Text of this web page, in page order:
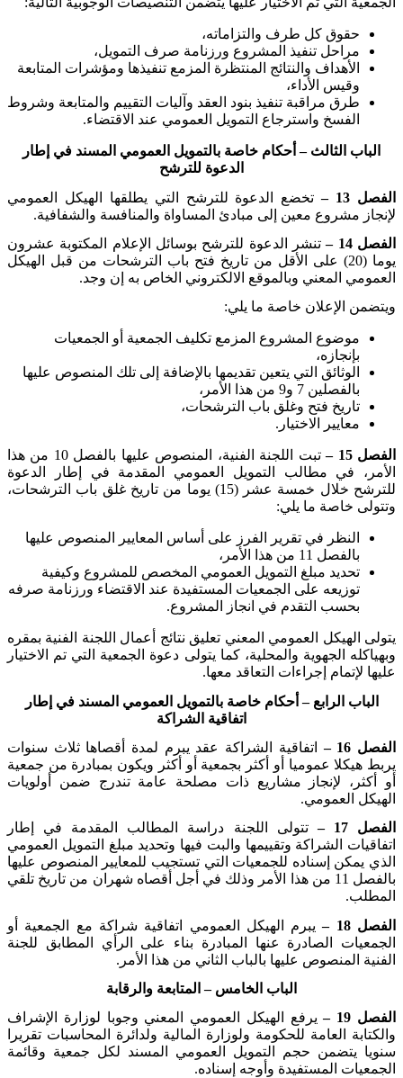
حقوق كل طرف والتزاماته،
مراحل تنفيذ المشروع ورزنامة صرف التمويل،
الأهداف والنتائج المنتظرة المزمع تنفيذها ومؤشرات المتابعة
وقيس الأداء،
طرق مراقبة تنفيذ بنود العقد وآليات التقييم والمتابعة وشروط
الفسخ واسترجاع التمويل العمومي عند الاقتضاء.
الباب الثالث – أحكام خاصة بالتمويل العمومي المسند في إطار
الدعوة للترشح
الفصل 13 –
تخضع الدعوة للترشح التي يطلقها الهيكل العمومي
لإنجاز مشروع معين إلى مبادئ المساواة والمنافسة والشفافية.
الفصل 14 –
تنشر الدعوة للترشح بوسائل الإعلام المكتوبة عشرون
يوما (20) على الأقل من تاريخ فتح باب الترشحات من قبل الهيكل
العمومي المعني وبالموقع الالكتروني الخاص به إن وجد.
ويتضمن الإعلان خاصة ما يلي:
موضوع المشروع المزمع تكليف الجمعية أو الجمعيات
بإنجازه،
الوثائق التي يتعين تقديمها بالإضافة إلى تلك المنصوص عليها
بالفصلين 7 و9 من هذا الأمر،
تاريخ فتح وغلق باب الترشحات،
معايير الاختيار .
الفصل 15 –
تبت اللجنة الفنية، المنصوص عليها بالفصل 10 من هذا
الأمر، في مطالب التمويل العمومي المقدمة في إطار الدعوة
للترشح خلال خمسة عشر (15) يوما من تاريخ غلق باب الترشحات،
وتتولى خاصة ما يلي:
النظر في تقرير الفرز على أساس المعايير المنصوص عليها
بالفصل 11 من هذا الأمر،
تحديد مبلغ التمويل العمومي المخصص للمشروع وكيفية
توزيعه على الجمعيات المستفيدة عند الاقتضاء ورزنامة صرفه
بحسب التقدم في انجاز المشروع.
يتولى الهيكل العمومي المعني تعليق نتائج أعمال اللجنة الفنية بمقره
وبهياكله الجهوية والمحلية، كما يتولى دعوة الجمعية التي تم الاختيار
عليها لإتمام إجراءات التعاقد معها.
الباب الرابع – أحكام خاصة بالتمويل العمومي المسند في إطار
اتفاقية الشراكة
الفصل 16 –
اتفاقية الشراكة عقد يبرم لمدة أقصاها ثلاث سنوات
يربط هيكلا عموميا أو أكثر بجمعية أو أكثر ويكون بمبادرة من جمعية
أو أكثر، لإنجاز مشاريع ذات مصلحة عامة تندرج ضمن أولويات
الهيكل العمومي.
الفصل 17 –
تتولى اللجنة دراسة المطالب المقدمة في إطار
اتفاقيات الشراكة وتقييمها والبت فيها وتحديد مبلغ التمويل العمومي
الذي يمكن إسناده للجمعيات التي تستجيب للمعايير المنصوص عليها
بالفصل 11 من هذا الأمر وذلك في أجل أقصاه شهران من تاريخ تلقي
المطلب.
الفصل 18 –
يبرم الهيكل العمومي اتفاقية شراكة مع الجمعية أو
الجمعيات الصادرة عنها المبادرة بناء على الرأي المطابق للجنة
الفنية المنصوص عليها بالباب الثاني من هذا الأمر .
الباب الخامس – المتابعة والرقابة
الفصل 19 –
يرفع الهيكل العمومي المعني وجوبا لوزارة الإشراف
والكتابة العامة للحكومة ولوزارة المالية ولدائرة المحاسبات تقريرا
سنويا يتضمن حجم التمويل العمومي المسند لكل جمعية وقائمة
الجمعيات المستفيدة وأوجه إسناده.